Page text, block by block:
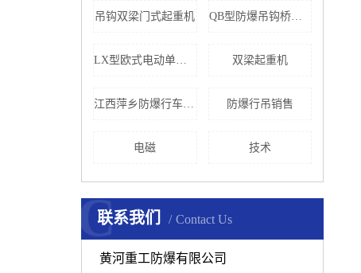
‌吊钩双梁门式起重机 QB型防爆吊钩桥式起重机
LX型欧式电动单梁悬挂起重机 双梁起重机
江西萍乡防爆行车厂家 防爆行吊销售
电磁 技术
联系我们 Contact Us
C
黄河重工防爆有限公司